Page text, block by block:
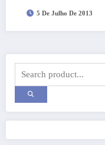
5 De Julho De 2013